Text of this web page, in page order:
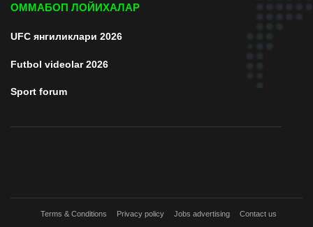
ОММАБОП ЛОЙИХАЛАР
UFC янгиликлари 2026
Futbol videolar 2026
Sport forum
Terms & Conditions Privacy policy Jobs advertising Contact us